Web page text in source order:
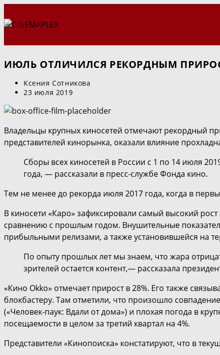
к
ИЮЛЬ ОТЛИЧИЛСЯ РЕКОРДНЫМ
Автор
записи:
Ксения Сотникова
Запись
23 июля 2019
Владельцы крупных киносетей отмечают рекордный
представителей кинорынка, оказали влияние
Сборы всех киносетей в России с 1 по 14 июля
года, — рассказали в пресс-службе Фонда кино.
Тем не менее до рекорда июля 2017 года, когда в
В киносети «Каро» зафиксировали самый высокий
сравнению с прошлым годом. Внушительные
прибыльными релизами, а также установившейся на
По опыту прошлых лет мы знаем, что жара
зрителей остается контент,— рассказала
«Кино Okko» отмечает прирост в 28%. Его также
блокбастеру. Там отметили, что произошло
(«Человек-паук: Вдали от дома») и плохая погода в
посещаемости в целом за третий квартал на 4%.
Представители «Кинопоиска» констатируют, что в